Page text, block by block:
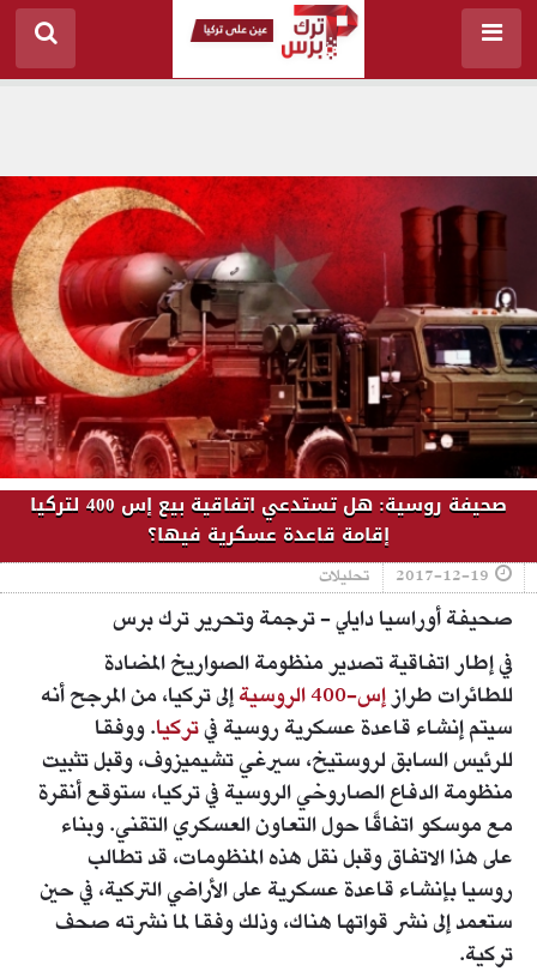
صحيفة روسية: هل تستدعي اتفاقية بيع إس 400 لتركيا
إقامة قاعدة عسكرية فيها؟
2017-12-19 تحليلات
صحيفة أوراسيا دايلي - ترجمة وتحرير ترك برس
في إطار اتفاقية تصدير منظومة الصواريخ المضادة
للطائرات طرازإس-400 الروسية
إلى تركيا، من المرجح أنه
سيتم إنشاء قاعدة عسكرية روسية فيتركيا. ووفقا
للرئيس السابق لروستيخ، سيرغي تشيميزوف، وقبل تثبيت
منظومة الدفاع الصاروخي الروسية في تركيا، ستوقع أنقرة
مع موسكو اتفاقًا حول التعاون العسكري التقني. وبناء
على هذا الاتفاق وقبل نقل هذه المنظومات، قد تطالب
روسيا بإنشاء قاعدة عسكرية على الأراضي التركية، في حين
ستعمد إلى نشر قواتها هناك، وذلك وفقا لما نشرته صحف
تركية.